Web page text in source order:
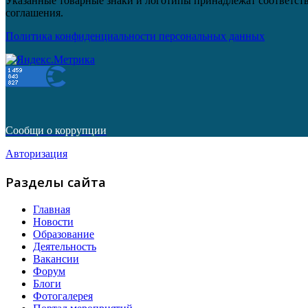
соглашения.
Политика конфиденциальности персональных данных
Сообщи о коррупции
Авторизация
Разделы сайта
Главная
Новости
Образование
Деятельность
Вакансии
Форум
Блоги
Фотогалерея